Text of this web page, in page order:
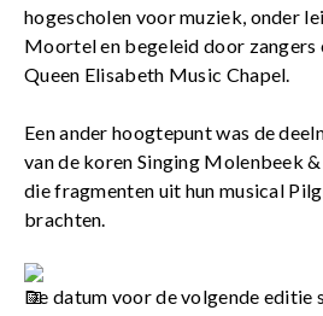
hogescholen voor muziek, onder
Moortel en begeleid door zangers
Queen Elisabeth Music Chapel.
Een ander hoogtepunt was de
van de koren Singing Molenbeek
die fragmenten uit hun musical
brachten.
De datum voor de volgende editie